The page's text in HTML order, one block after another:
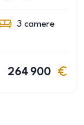
3 camere
264 900